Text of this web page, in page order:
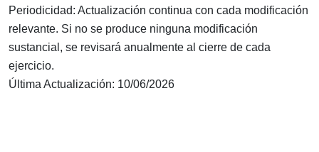
Periodicidad: Actualización continua con cada modificación
relevante. Si no se produce ninguna modificación
sustancial, se revisará anualmente al cierre de cada
ejercicio.
Última Actualización: 10/06/2026